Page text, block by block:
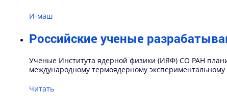
И-маш
Российские ученые
Ученые Института ядерной физики (ИЯФ) СО РАН
международному термоядерному
Читать